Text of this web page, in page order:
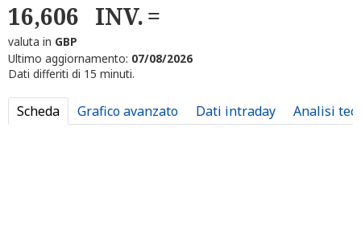
16,606 INV.
valuta in GBP
Ultimo aggiornamento: 07/08/2026
Dati differiti di 15 minuti.
Scheda Grafico avanzato Dati intraday Analisi